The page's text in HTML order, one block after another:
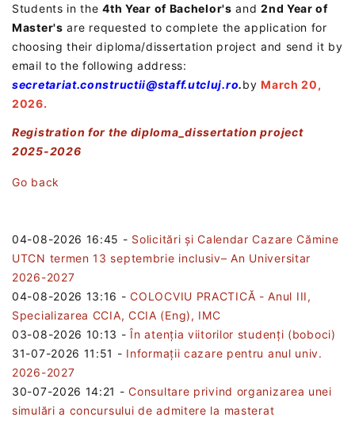
Students in the4th Year of Bachelor's and2nd Year of
Master's are requested to complete the application for
choosing their diploma/dissertation project and send it by
email to the following address:
secretariat.constructii@staff.utcluj.ro.by March 20,
2026.
Registration for the diploma_dissertation project
2025-2026
Go back
04-08-2026 16:45 - Solicitări și Calendar Cazare Cămine
UTCN termen 13 septembrie inclusiv– An Universitar
2026-2027
04-08-2026 13:16 -COLOCVIU PRACTICĂ - Anul III,
Specializarea CCIA, CCIA (Eng), IMC
03-08-2026 10:13 -În atenția viitorilor studenți (boboci)
31-07-2026 11:51 - Informații cazare pentru anul univ.
2026-2027
30-07-2026 14:21 -Consultare privind organizarea unei
simulări a concursului de admitere la masterat